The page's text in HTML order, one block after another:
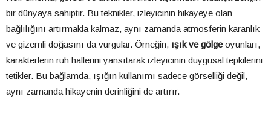
bir dünyaya sahiptir. Bu teknikler, izleyicinin hikayeye olan
bağlılığını artırmakla kalmaz, aynı zamanda atmosferin karanlık
ve gizemli doğasını da vurgular. Örneğin, ışık ve gölgeoyunları,
karakterlerin ruh hallerini yansıtarak izleyicinin duygusal tepkilerini
tetikler. Bu bağlamda, ışığın kullanımı sadece görselliği değil,
aynı zamanda hikayenin derinliğini de artırır.